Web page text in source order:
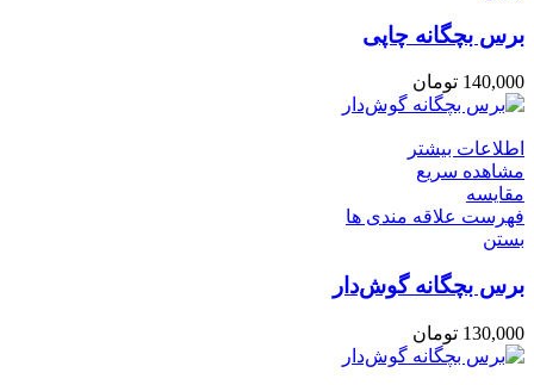
برس بچگانه چاپی
140,000 تومان
اطلاعات بیشتر
مشاهده سریع
مقایسه
فهرست علاقه مندی ها
بستن
برس بچگانه گوش‌دار
130,000 تومان